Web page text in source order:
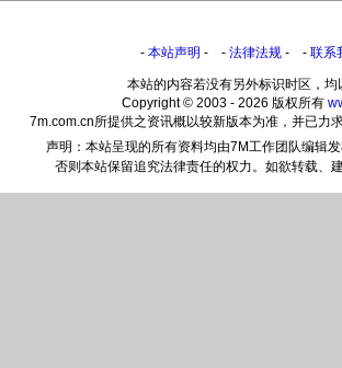
- 本站声明 - - 法律法规 - - 联系
本站的内容若没有另外标识时区，均
Copyright © 2003 - 2026 版权所有
7m.com.cn所提供之资讯概以较新版本为准，并已力
声明：本站呈现的所有资料均由7M工作团队编辑
否则本站保留追究法律责任的权力。如欲转载、